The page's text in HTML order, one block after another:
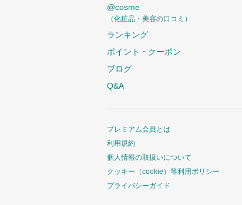
@cosme
（化粧品・美容の口コミ）
ランキング
ポイント・クーポン
ブログ
Q&A
プレミアム会員とは
利用規約
個人情報の取扱いについて
クッキー（cookie）等利用ポリシー
プライバシーガイド